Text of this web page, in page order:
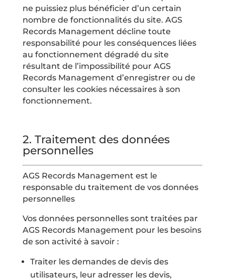
ne puissiez plus bénéficier d’un certain
nombre de fonctionnalités du site. AGS
Records Management décline toute
responsabilité pour les conséquences liées
au fonctionnement dégradé du site
résultant de l’impossibilité pour AGS
Records Management d’enregistrer ou de
consulter les cookies nécessaires à son
fonctionnement.
2. Traitement des données
personnelles
AGS Records Management est le
responsable du traitement de vos données
personnelles
Vos données personnelles sont traitées par
AGS Records Management pour les besoins
de son activité à savoir :
Traiter les demandes de devis des
utilisateurs, leur adresser les devis,